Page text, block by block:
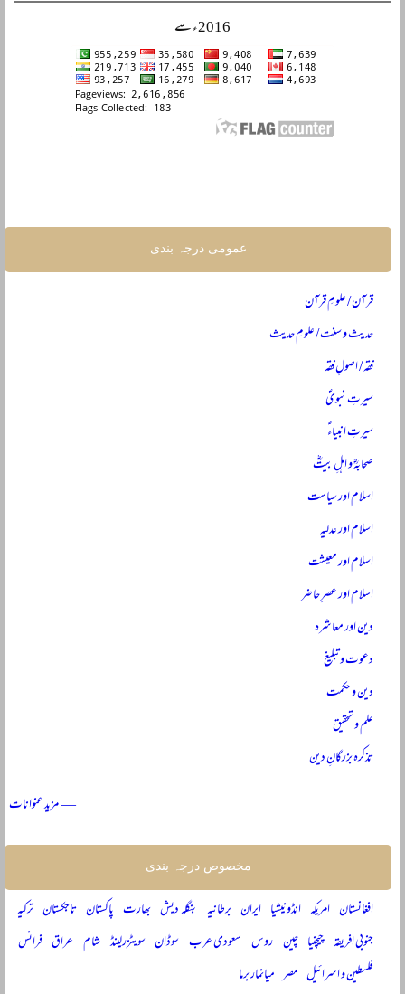
2016ء سے
عمومی درجہ بندی
قرآن / علومِ قرآن
حدیث و سنت / علومِ حدیث
فقہ / اصولِ فقہ
سیرتِ نبویؐ
سیرتِ انبیاءؑ
صحابہؓ و اہلِ بیتؓ
اسلام اور سیاست
اسلام اور عدلیہ
اسلام اور معیشت
اسلام اور عصرِ حاضر
دین اور معاشرہ
دعوت و تبلیغ
دین و حکمت
علم و تحقیق
تذکرہ بزرگانِ دین
— مزید عنوانات
مخصوص درجہ بندی
افغانستان امریکہ انڈونیشیا ایران برطانیہ بنگلہ دیش بھارت پاکستان تاجکستان ترکیہ
جنوبی افریقہ چیچنیا چین روس سعودی عرب سوڈان سویٹزرلینڈ شام عراق فرانس
فلسطین و اسرائیل مصر میانمار برما